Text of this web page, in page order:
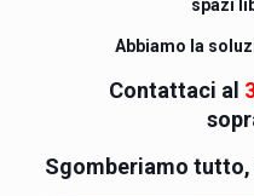
spazi
Abbiamo la
Contattaci al
Sgomberiamo